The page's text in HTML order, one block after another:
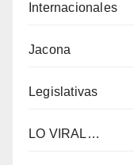
Internacionales
Jacona
Legislativas
LO VIRAL…